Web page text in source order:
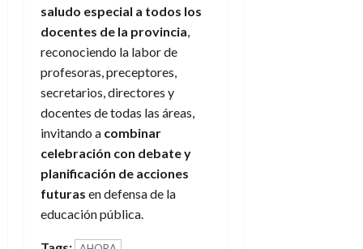
saludo especial a todos los
docentes de la provincia,
reconociendo la labor de
profesoras, preceptores,
secretarios, directores y
docentes de todas las áreas,
invitando a combinar
celebración con debate y
planificación de acciones
futuras en defensa de la
educación pública.